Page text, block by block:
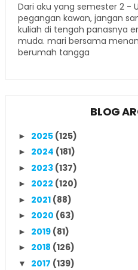
Dari aku yang semester 2 -
pegangan kawan, jangan
kuliah di tengah panasnya
muda. mari bersama
berumah tangga
BLOG
► 2025 (125)
► 2024 (181)
► 2023 (137)
► 2022 (120)
► 2021 (88)
► 2020 (63)
► 2019 (81)
► 2018 (126)
▼ 2017 (139)